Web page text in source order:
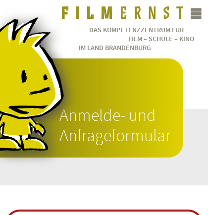
Anmelde- und
Anfrageformular
DAS KOMPETENZZENTRUM FÜR
FILM – SCHULE – KINO
IM LAND BRANDENBURG